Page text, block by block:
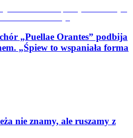
„Puellae Orantes” podbija
„Śpiew to wspaniała forma
nie znamy, ale ruszamy z